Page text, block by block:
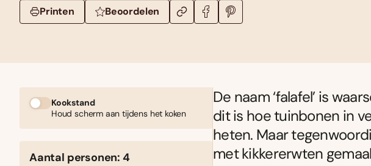
Printen Beoordelen
Kookstand
Houd scherm aan tijdens het koken
Aantal personen: 4
De naam ‘falafel’ is
dit is hoe tuinbonen in
heten. Maar
met kikkererwten